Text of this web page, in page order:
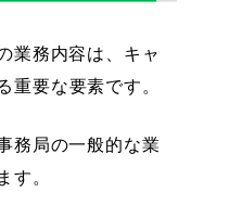
業務内容は、キャ
重要な要素です。
務局の一般的な業
。